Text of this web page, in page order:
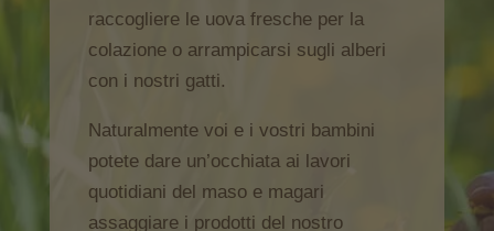
raccogliere le uova fresche per la
colazione o arrampicarsi sugli alberi
con i nostri gatti.
Naturalmente voi e i vostri bambini
potete dare un’occhiata ai lavori
quotidiani del maso e magari
assaggiare i prodotti del nostro